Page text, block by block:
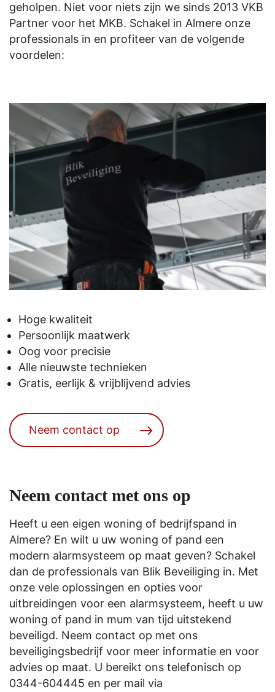
geholpen. Niet voor niets zijn we sinds 2013 VKB
Partner voor het MKB. Schakel in Almere onze
professionals in en profiteer van de volgende
voordelen:
Hoge kwaliteit
Persoonlijk maatwerk
Oog voor precisie
Alle nieuwste technieken
Gratis, eerlijk & vrijblijvend advies
Neem contact op
Neem contact met ons op
Heeft u een eigen woning of bedrijfspand in
Almere? En wilt u uw woning of pand een
modern alarmsysteem op maat geven? Schakel
dan de professionals van Blik Beveiliging in. Met
onze vele oplossingen en opties voor
uitbreidingen voor een alarmsysteem, heeft u uw
woning of pand in mum van tijd uitstekend
beveiligd. Neem contact op met ons
beveiligingsbedrijf voor meer informatie en voor
advies op maat. U bereikt ons telefonisch op
0344-604445 en per mail via